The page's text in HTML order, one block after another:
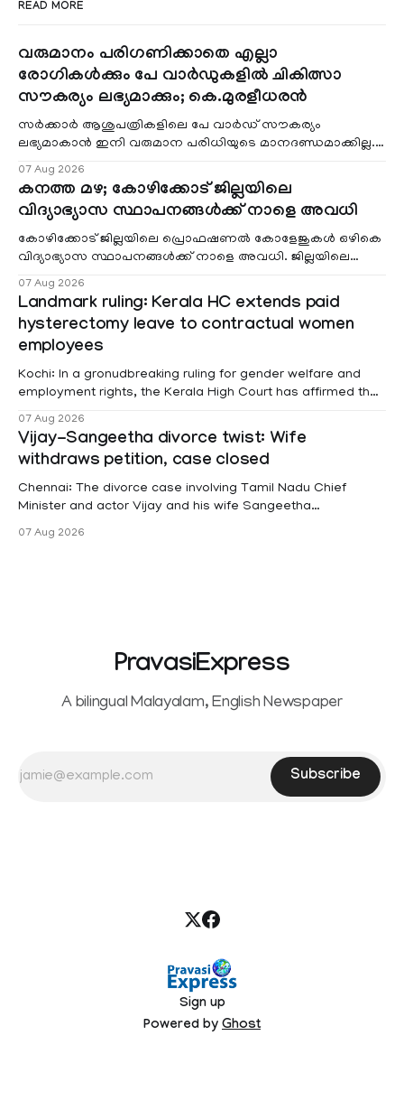
READ MORE
വരുമാനം പരിഗണിക്കാതെ എല്ലാ
രോഗികൾക്കും പേ വാർഡുകളിൽ ചികിത്സാ
സൗകര്യം ലഭ്യമാക്കും; കെ.മുരളീധരൻ
സർക്കാർ ആശുപത്രികളിലെ പേ വാർഡ് സൗകര്യം
ലഭ്യമാകാൻ ഇനി വരുമാന പരിധിയുടെ മാനദണ്ഡമാക്കില്ല.
വരുമാനം പരിഗണിക്കാതെ എല്ലാ രോഗികൾക്കും പേ വാർഡു
07 Aug 2026
കനത്ത മഴ; കോഴിക്കോട് ജില്ലയിലെ
വിദ്യാഭ്യാസ സ്ഥാപനങ്ങൾക്ക് നാളെ അവധി
കോഴിക്കോട് ജില്ലയിലെ പ്രൊഫഷണൽ കോളേജുകൾ ഒഴികെ
വിദ്യാഭ്യാസ സ്ഥാപനങ്ങൾക്ക് നാളെ അവധി. ജില്ലയിലെ
മലയോര- തീരദേശ മേഖലകളിലും മറ്റും ശക്തമായ മഴയു
07 Aug 2026
Landmark ruling: Kerala HC extends paid
hysterectomy leave to contractual women
employees
Kochi: In a gronudbreaking ruling for gender welfare and
employment rights, the Kerala High Court has affirmed that
female contractual staff employed in government-funded
projects are eligible for paid medical leave following
hysterectomy surgery under the Kerala Service Rules
(KSR). The court noted that since essential benefits like
maternity
07 Aug 2026
Vijay-Sangeetha divorce twist: Wife
withdraws petition, case closed
Chennai: The divorce case involving Tamil Nadu Chief
Minister and actor Vijay and his wife Sangeetha
Sowrnalingam has taken a new turn after Sangeetha
Sowrnalingam has taken a new turn after Sangeetha
07 Aug 2026
PravasiExpress
A bilingual Malayalam, English Newspaper
Subscribe
Sign up
Powered by Ghost